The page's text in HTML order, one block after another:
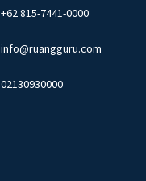
+62 815-7441-0000
info@ruangguru.com
02130930000